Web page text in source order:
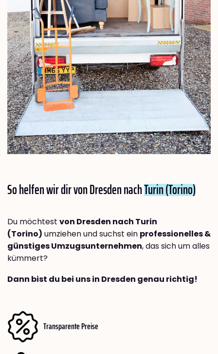
So helfen wir dir von Dresden nachTurin (Torino)
Du möchtest von Dresden nach Turin
(Torino) umziehen und suchst ein professionelles &
günstiges Umzugsunternehmen, das sich um alles
kümmert?
Dann bist du bei uns in Dresden genau richtig!
Transparente Preise